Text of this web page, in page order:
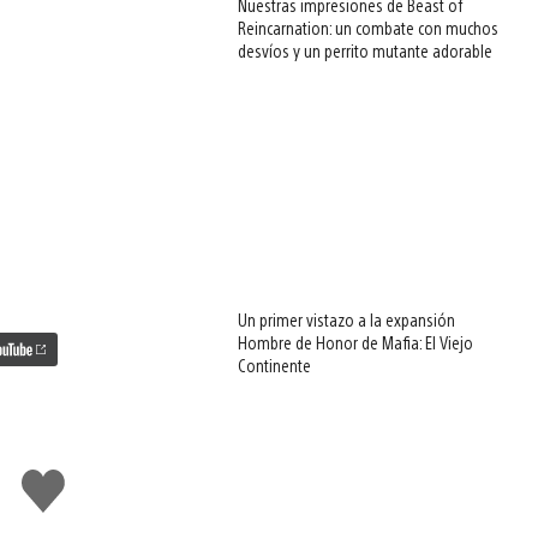
Me
gusta
Nuestras impresiones de Beast of
Reincarnation: un combate con muchos
desvíos y un perrito mutante adorable
Un primer vistazo a la expansión
Hombre de Honor de Mafia: El Viejo
Continente